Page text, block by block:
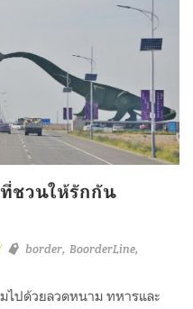
ชวนให้รักกัน
border BoorderLine
ไปด้วยลวดหนาม ทหารและ